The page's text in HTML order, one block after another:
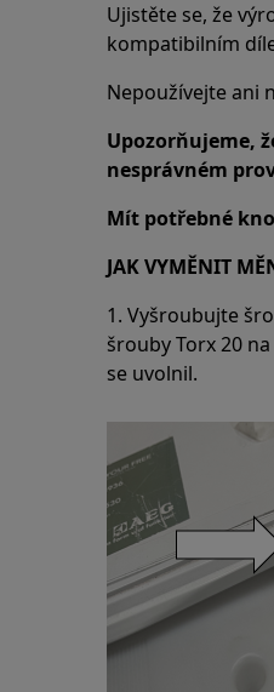
Ujistěte se, že
kompatibilním
Nepoužívejte ani
Upozorňujeme,
nesprávném
Mít potřebné
JAK VYMĚNIT
1. Vyšroubujte
šrouby Torx 20
se uvolnil.